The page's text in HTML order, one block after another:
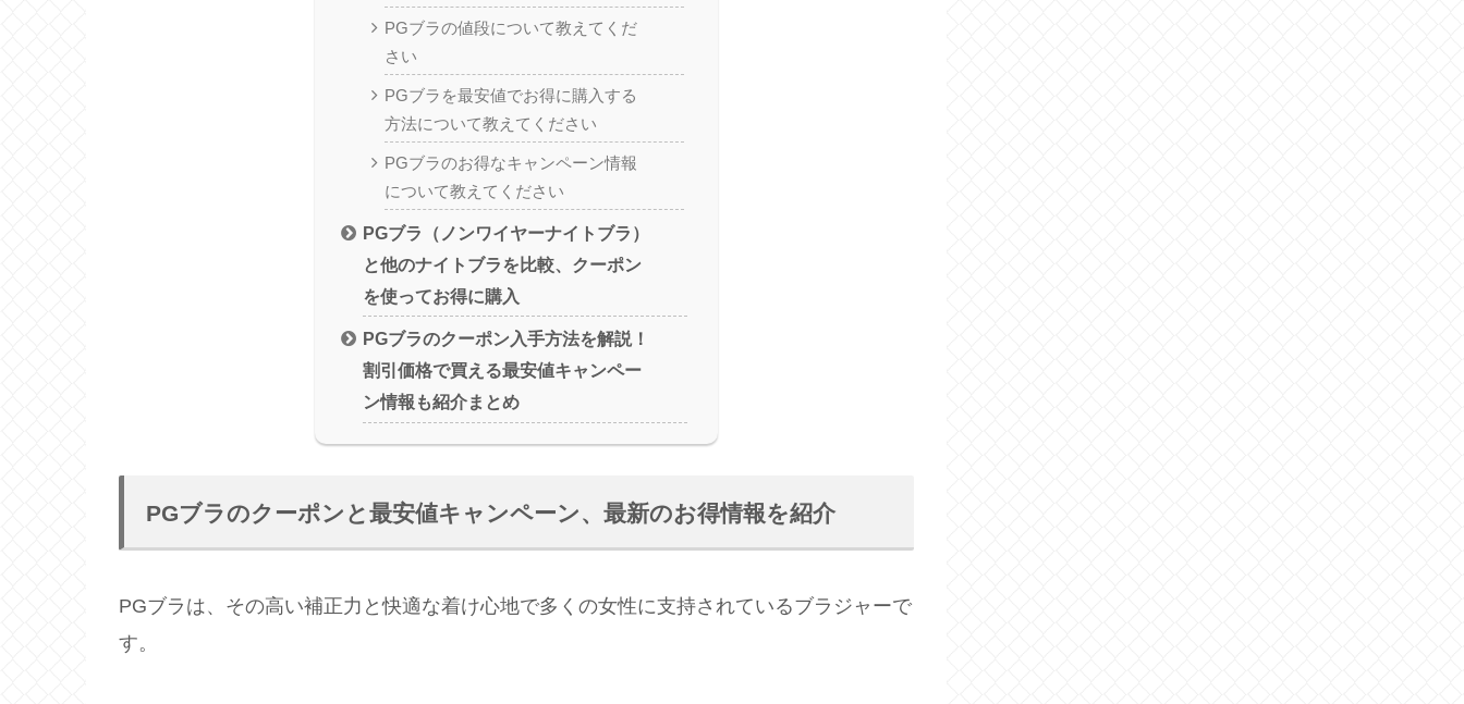
PGブラの値段について教えてくだ
さい
PGブラを最安値でお得に購入する
方法について教えてください
PGブラのお得なキャンペーン情報
について教えてください
PGブラ（ノンワイヤーナイトブラ）
と他のナイトブラを比較、クーポン
を使ってお得に購入
PGブラのクーポン入手方法を解説！
割引価格で買える最安値キャンペー
ン情報も紹介まとめ
PGブラのクーポンと最安値キャンペーン、最新のお得情報を紹介
PGブラは、その高い補正力と快適な着け心地で多くの女性に支持されているブラジャーで
す。